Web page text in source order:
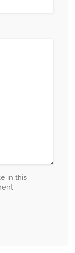
in this